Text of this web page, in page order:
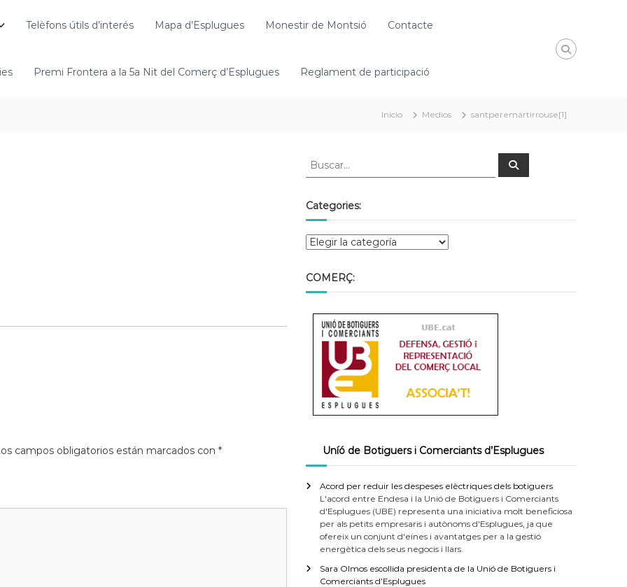
Telèfons útils d’interés Mapa d’Esplugues Monestir de Montsió Contacte
Premi Frontera a la 5a Nit del Comerç d’Esplugues Reglament de participació
Inicio Medios santperemartirrouse[1]
campos obligatorios están marcados con *
Categories:
COMERÇ:
Uníó de Botiguers i Comerciants d’Esplugues
Acord per reduir les despeses elèctriques dels botiguers
L'acord entre Endesa i la Unió de Botiguers i Comerciants
d'Esplugues (UBE) representa una iniciativa molt beneficiosa
per als petits empresaris i autònoms d'Esplugues, ja que
ofereix un conjunt d'eines i avantatges per a la gestió
energètica dels seus negocis i llars.
Sara Olmos escollida presidenta de la Unió de Botiguers i
Comerciants d’Esplugues